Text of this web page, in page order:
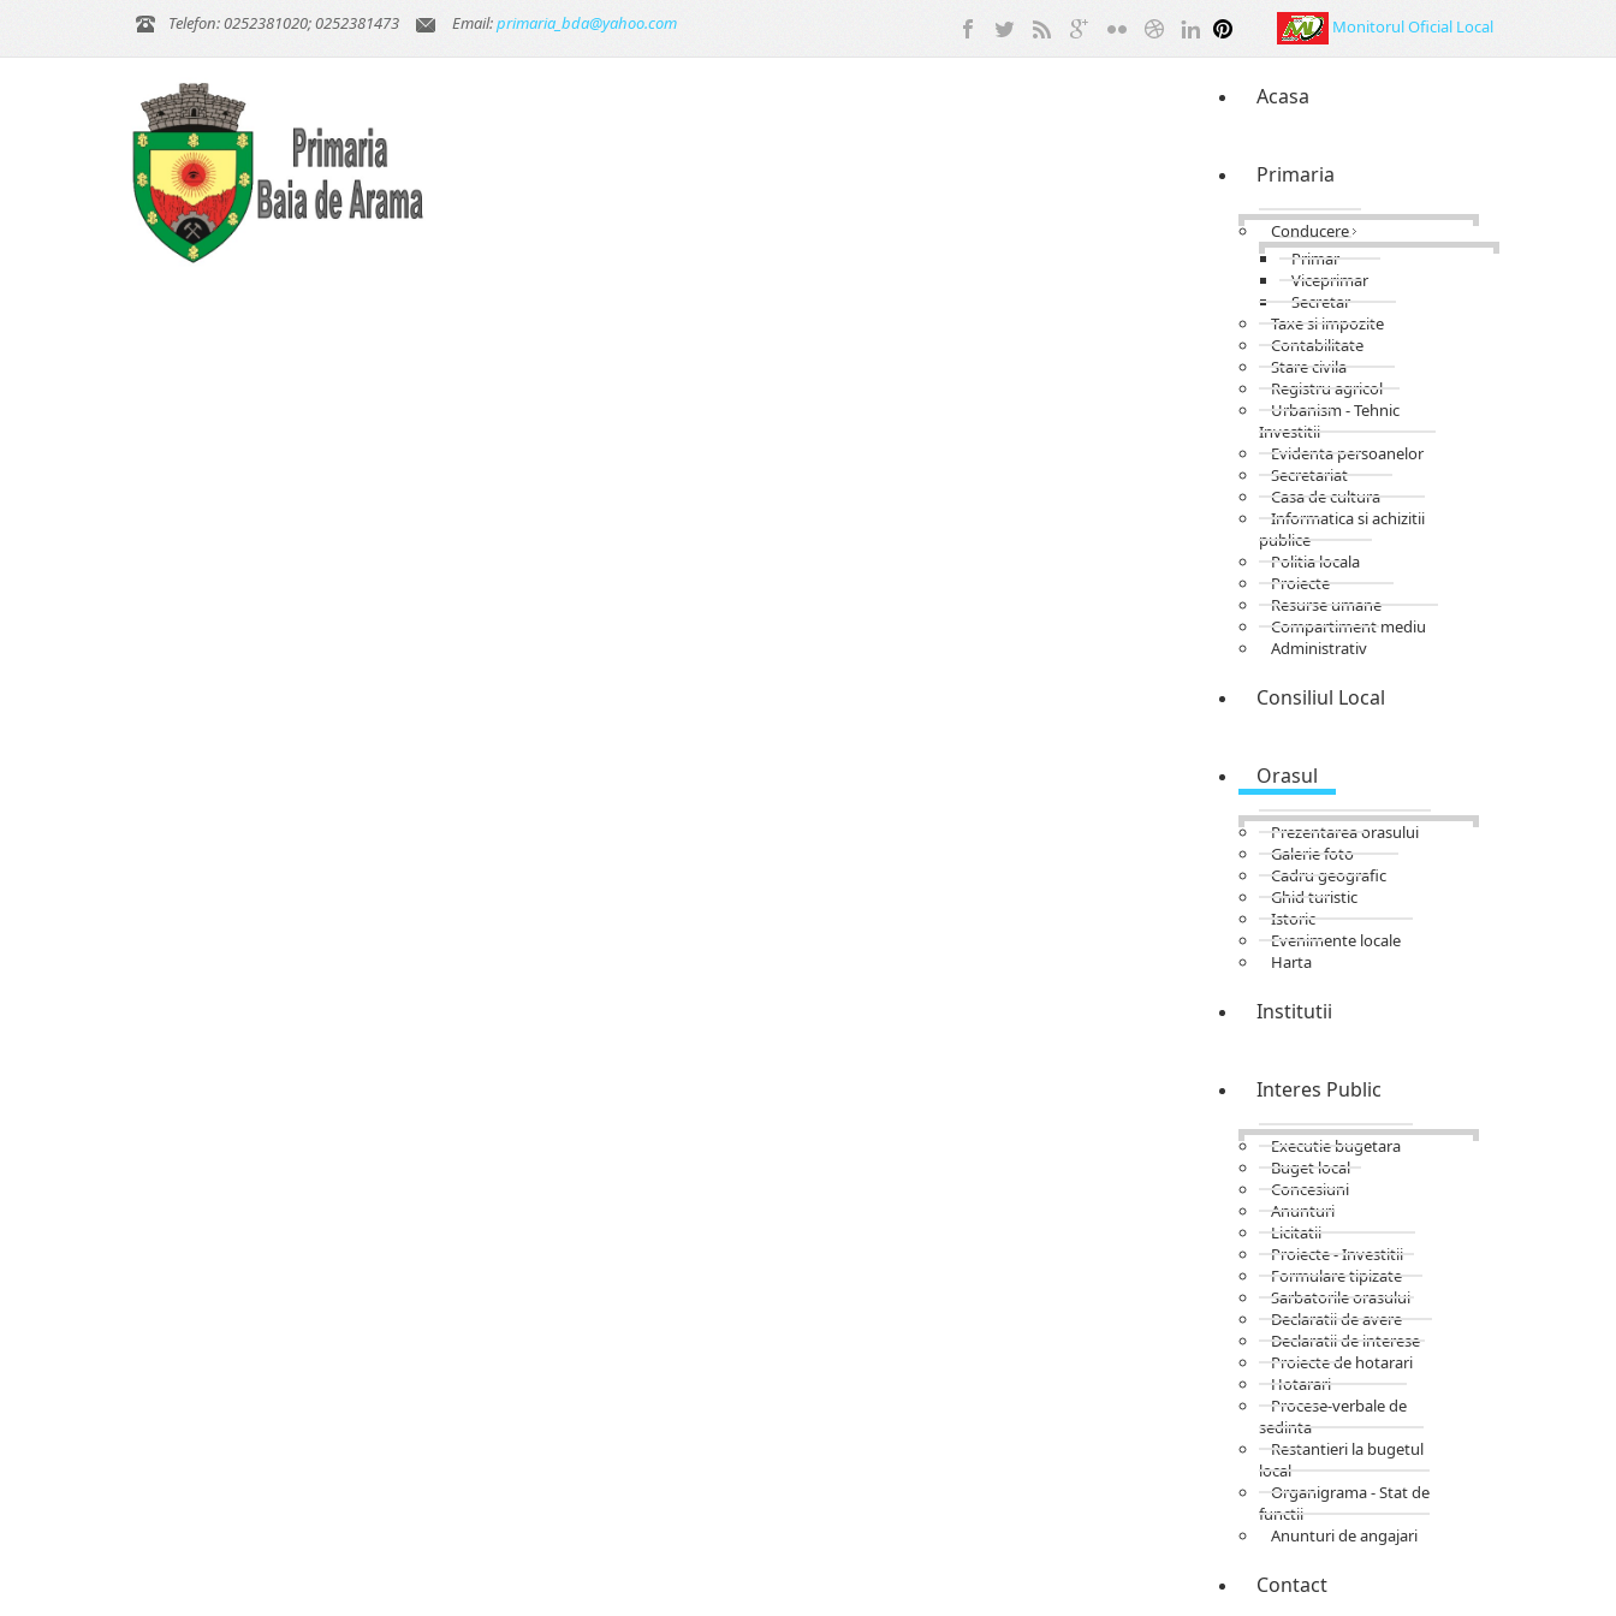
Telefon: 0252381020; 0252381473 Email:primaria_bda@yahoo.com Monitorul Oficial Local
Acasa
Primaria
Conducere
Primar
Viceprimar
Secretar
Taxe si impozite
Contabilitate
Stare civila
Registru agricol
Urbanism - Tehnic
Investitii
Evidenta persoanelor
Secretariat
Casa de cultura
Informatica si achizitii
publice
Politia locala
Proiecte
Resurse umane
Compartiment mediu
Administrativ
Consiliul Local
Orasul
Prezentarea orasului
Galerie foto
Cadru geografic
Ghid turistic
Istoric
Evenimente locale
Harta
Institutii
Interes Public
Executie bugetara
Buget local
Concesiuni
Anunturi
Licitatii
Proiecte - Investitii
Formulare tipizate
Sarbatorile orasului
Declaratii de avere
Declaratii de interese
Proiecte de hotarari
Hotarari
Procese-verbale de
sedinta
Restantieri la bugetul
local
Organigrama - Stat de
functii
Anunturi de angajari
Contact